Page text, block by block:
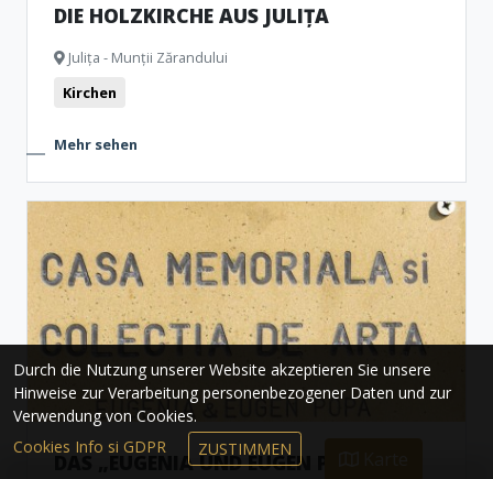
DIE HOLZKIRCHE AUS JULIȚA
Julița - Munții Zărandului
Kirchen
Mehr sehen
DAS „EUGENIA UND EUGEN POPA ”
Durch die Nutzung unserer Website akzeptieren Sie unsere
Hinweise zur Verarbeitung personenbezogener Daten und zur
Verwendung von Cookies.
Cookies Info si GDPR
ZUSTIMMEN